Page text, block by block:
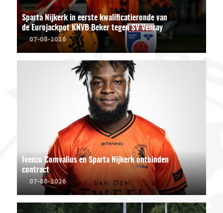
Sparta Nijkerk in eerste kwalificatieronde van
de Eurojackpot KNVB Beker tegen SV Venray
07-08-2026
Ivenzo Comvalius en Sparta Nijkerk ontbinden
contract
07-08-2026